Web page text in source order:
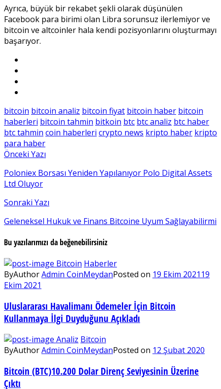
Ayrıca, büyük bir rekabet şekli olarak düşünülen
Facebook para birimi olan Libra sorunsuz ilerlemiyor ve
bitcoin ve altcoinler hala kendi pozisyonlarını oluşturmayı
başarıyor.
bitcoin bitcoin analiz bitcoin fiyat bitcoin haber bitcoin
haberleri bitcoin tahmin bitkoin btc btc analiz btc haber
btc tahmin coin haberleri crypto news kripto haber kripto
para haber
Önceki Yazı
Poloniex Borsası Yeniden Yapılanıyor Polo Digital Assets
Ltd Oluyor
Sonraki Yazı
Geleneksel Hukuk ve Finans Bitcoine Uyum Sağlayabilirmi
Bu yazılarımızı da beğenebilirsiniz
Bitcoin Haberler
ByAuthorAdmin CoinMeydanPosted on 19 Ekim 2021 19
Ekim 2021
Uluslararası Havalimanı Ödemeler İçin Bitcoin
Kullanmaya İlgi Duyduğunu Açıkladı
Analiz Bitcoin
ByAuthorAdmin CoinMeydanPosted on 12 Şubat 2020
Bitcoin (BTC)10.200 Dolar Direnç Seviyesinin Üzerine
Çıktı